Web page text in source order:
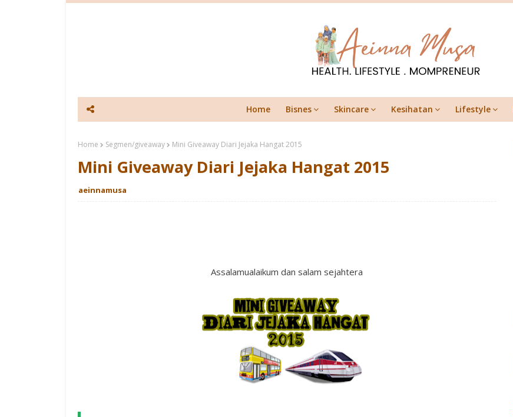
Home Bisnes Skincare Kesihatan Lifestyle
Home Segmen/giveaway Mini Giveaway Diari Jejaka Hangat 2015
Mini Giveaway Diari Jejaka Hangat 2015
aeinnamusa
Assalamualaikum dan salam sejahtera